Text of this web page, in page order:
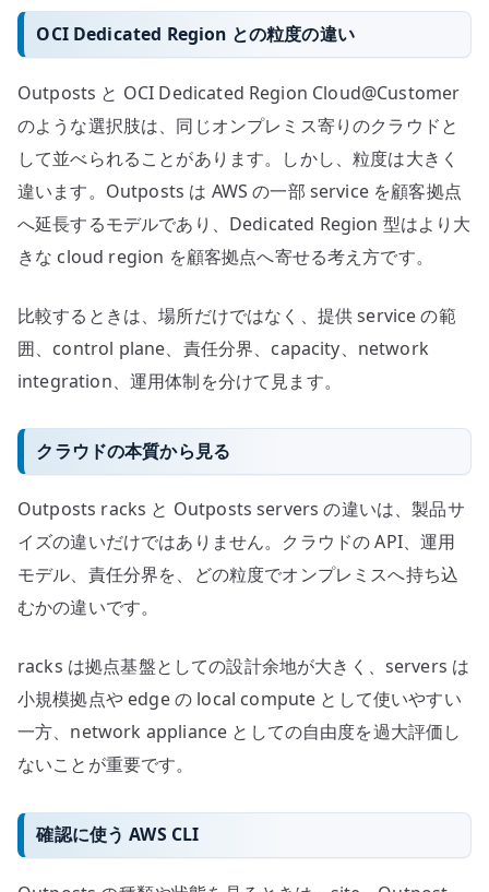
OCI Dedicated Region との粒度の違い
Outposts と OCI Dedicated Region Cloud@Customer
のような選択肢は、同じオンプレミス寄りのクラウドと
して並べられることがあります。しかし、粒度は大きく
違います。Outposts は AWS の一部 service を顧客拠点
へ延長するモデルであり、Dedicated Region 型はより大
きな cloud region を顧客拠点へ寄せる考え方です。
比較するときは、場所だけではなく、提供 service の範
囲、control plane、責任分界、capacity、network
integration、運用体制を分けて見ます。
クラウドの本質から見る
Outposts racks と Outposts servers の違いは、製品サ
イズの違いだけではありません。クラウドの API、運用
モデル、責任分界を、どの粒度でオンプレミスへ持ち込
むかの違いです。
racks は拠点基盤としての設計余地が大きく、servers は
小規模拠点や edge の local compute として使いやすい
一方、network appliance としての自由度を過大評価し
ないことが重要です。
確認に使う AWS CLI